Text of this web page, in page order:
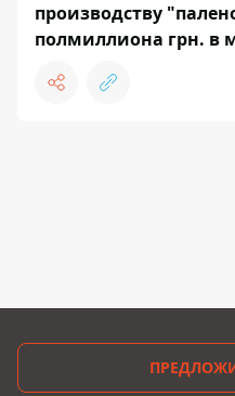
производству
полмиллиона грн. в